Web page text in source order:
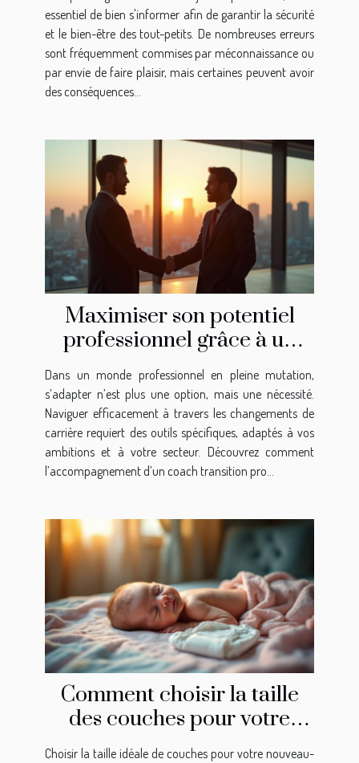
essentiel de bien s'informer afin de garantir la sécurité
et le bien-être des tout-petits. De nombreuses erreurs
sont fréquemment commises par méconnaissance ou
par envie de faire plaisir, mais certaines peuvent avoir
des conséquences...
Maximiser son potentiel
professionnel grâce à un
coach transition pro
Dans un monde professionnel en pleine mutation,
s’adapter n’est plus une option, mais une nécessité.
Naviguer efficacement à travers les changements de
carrière requiert des outils spécifiques, adaptés à vos
ambitions et à votre secteur. Découvrez comment
l’accompagnement d’un coach transition pro...
Comment choisir la taille
des couches pour votre
nouveau-né?
Choisir la taille idéale de couches pour votre nouveau-